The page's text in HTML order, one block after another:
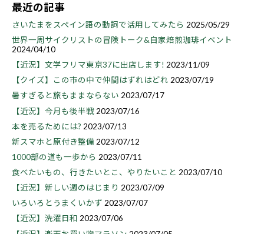
最近の記事
さいたまをスペイン語の動詞で活用してみたら 2025/05/29
世界一周サイクリストの冒険トーク&自家焙煎珈琲イベント
2024/04/10
【近況】文学フリマ東京37に出店します! 2023/11/09
【クイズ】この市の中で仲間はずれはどれ 2023/07/19
暑すぎると旅もままならない 2023/07/17
【近況】今月も後半戦 2023/07/16
本を売るためには? 2023/07/13
新スマホと原付き整備 2023/07/12
1000部の道も一歩から 2023/07/11
食べたいもの、行きたいとこ、やりたいこと 2023/07/10
【近況】新しい週のはじまり 2023/07/09
いろいろとうまくいかず 2023/07/07
【近況】洗濯日和 2023/07/06